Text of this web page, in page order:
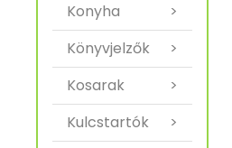
Konyha
>
Könyvjelzők
>
Kosarak
>
Kulcstartók
>